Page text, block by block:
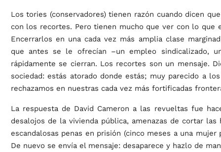
Los tories (conservadores) tienen razón cuando dicen
con los recortes. Pero tienen mucho que ver con lo que
Encerrarlos en una cada vez más amplia clase
que antes se le ofrecían –un empleo sindicalizado,
rápidamente se cierran. Los recortes son un mensaje.
sociedad: estás atorado donde estás; muy parecido a
rechazamos en nuestras cada vez más fortificadas
La respuesta de David Cameron a las revueltas fue
desalojos de la vivienda pública, amenazas de cortar
escandalosas penas en prisión (cinco meses a una
De nuevo se envía el mensaje: desaparece y hazlo de